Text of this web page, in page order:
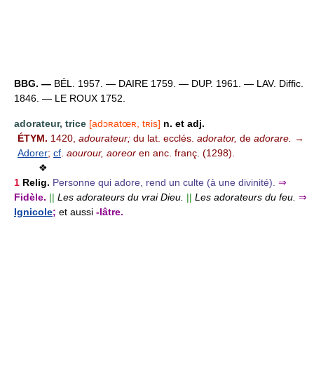
BBG. — BÉL. 1957. — DAIRE 1759. — DUP. 1961. — LAV. Diffic.
1846. — LE ROUX 1752.
adorateur, trice [adɔʀatœʀ, tʀis] n. et adj.
ÉTYM. 1420, adourateur; du lat. ecclés. adorator, de adorare. →
Adorer; cf. aourour, aoreor en anc. franç. (1298).
❖
1 Relig. Personne qui adore, rend un culte (à une divinité). ⇒
Fidèle. || Les adorateurs du vrai Dieu. || Les adorateurs du feu. ⇒
Ignicole; et aussi -lâtre.